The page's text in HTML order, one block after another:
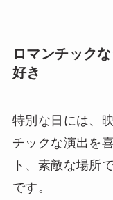
ロマンチック
好き
特別な日には、
チックな演出を
ト、素敵な場所
です。